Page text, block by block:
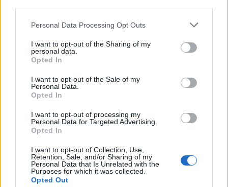
Please note that this website/app uses one or more Google
not limited to your visit or usage behaviour. You may click to
grant or deny consent to Google and its third-party tags to
use your data for below specified purposes in below Google
consent section.
Personal Data Processing Opt Outs
I want to opt-out of the Sharing of my
personal data.
Opted In
I want to opt-out of the Sale of my
Personal Data.
Opted In
I want to opt-out of processing my
Personal Data for Targeted Advertising.
Opted In
I want to opt-out of Collection, Use,
Retention, Sale, and/or Sharing of my
Personal Data that Is Unrelated with the
Purposes for which it was collected.
Opted Out
Sigue leyendo
INVERSIONES